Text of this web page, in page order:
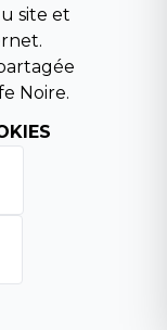
site et
Noire.